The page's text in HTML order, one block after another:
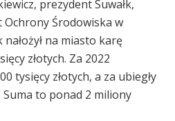
prezydent Suwałk,
Środowiska w
na miasto karę
złotych. Za 2022
tysięcy złotych, a za ubiegły
Suma to ponad 2 miliony